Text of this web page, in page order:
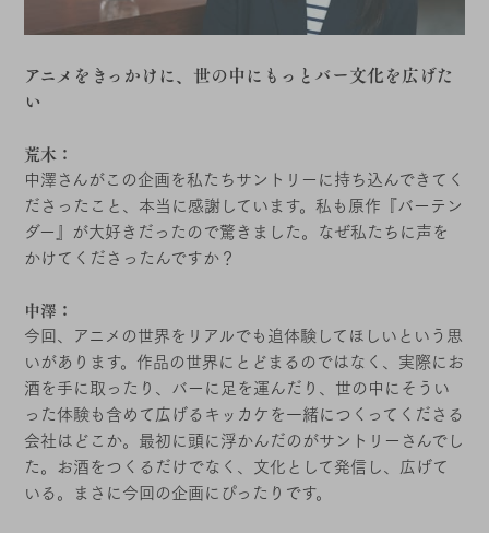
アニメをきっかけに、世の中にもっとバー文化を広げた
い
荒木：
中澤さんがこの企画を私たちサントリーに持ち込んできてく
ださったこと、本当に感謝しています。私も原作『バーテン
ダー』が大好きだったので驚きました。なぜ私たちに声を
かけてくださったんですか？
中澤：
今回、アニメの世界をリアルでも追体験してほしいという思
いがあります。作品の世界にとどまるのではなく、実際にお
酒を手に取ったり、バーに足を運んだり、世の中にそうい
った体験も含めて広げるキッカケを一緒につくってくださる
会社はどこか。最初に頭に浮かんだのがサントリーさんでし
た。お酒をつくるだけでなく、文化として発信し、広げて
いる。まさに今回の企画にぴったりです。